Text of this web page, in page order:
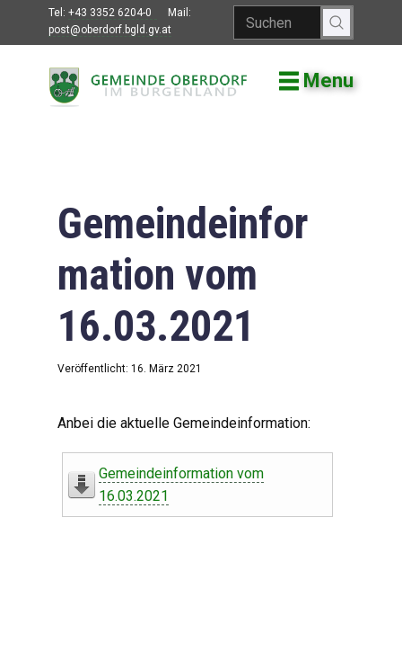
Tel: +43 3352 6204-0
Mail:
post@oberdorf.bgld.gv.at
Menu
Willkommen
Gemeindeamt
Gemeinderat
Bildung
Vereine
Leben in Oberdorf
Gemeindeinfor
mation vom
16.03.2021
Veröffentlicht: 16. März 2021
Anbei die aktuelle Gemeindeinformation:
Gemeindeinformation vom
16.03.2021